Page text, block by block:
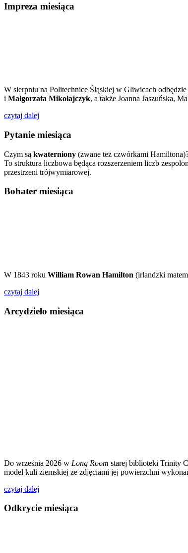
Impreza miesiąca
W sierpniu na Politechnice Śląskiej w Gliwicach
i Małgorzata Mikołajczyk, a także Joanna Jaszuńska,
czytaj dalej
Pytanie miesiąca
Czym są kwaterniony (zwane też czwórkami
To struktura liczbowa będąca rozszerzeniem liczb
przestrzeni trójwymiarowej.
Bohater miesiąca
W 1843 roku William Rowan Hamilton (irlandzki
czytaj dalej
Arcydzieło miesiąca
Do września 2026 w Long Room starej biblioteki Trinity
model kuli ziemskiej ze zdjęciami jej powierzchni
czytaj dalej
Odkrycie miesiąca